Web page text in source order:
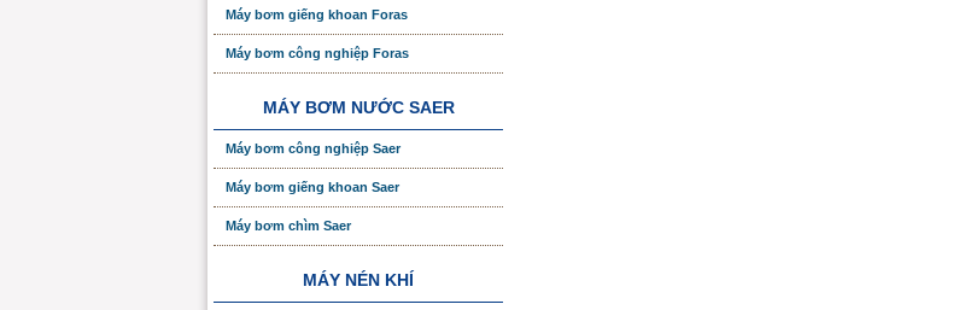
Máy bơm giếng khoan Foras
Máy bơm công nghiệp Foras
MÁY BƠM NƯỚC SAER
Máy bơm công nghiệp Saer
Máy bơm giếng khoan Saer
Máy bơm chìm Saer
MÁY NÉN KHÍ